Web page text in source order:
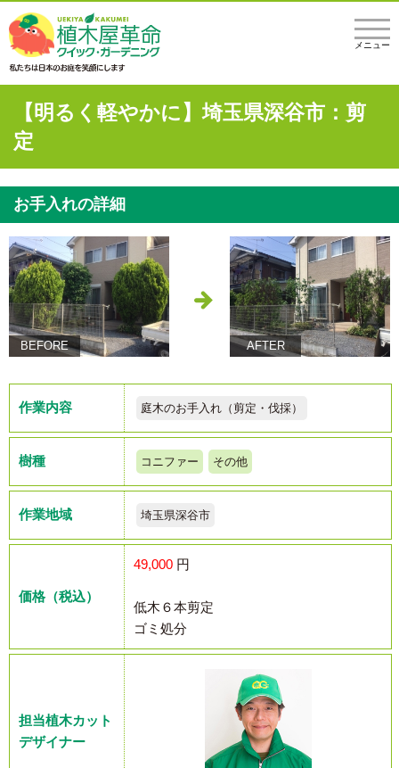
メニュー
【明るく軽やかに】埼玉県深谷市：剪
定
お手入れの詳細
BEFORE AFTER
作業内容 庭木のお手入れ（剪定・伐採）
樹種 コニファー その他
作業地域 埼玉県深谷市
価格（税込）
49,000 円
低木６本剪定
ゴミ処分
担当植木カット
デザイナー